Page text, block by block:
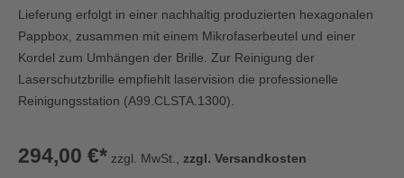
Lieferung erfolgt in einer nachhaltig produzierten hexagonalen
Pappbox, zusammen mit einem Mikrofaserbeutel und einer
Kordel zum Umhängen der Brille. Zur Reinigung der
Laserschutzbrille empfiehlt laservision die professionelle
Reinigungsstation (A99.CLSTA.1300).
294,00 €* zzgl. MwSt., zzgl. Versandkosten